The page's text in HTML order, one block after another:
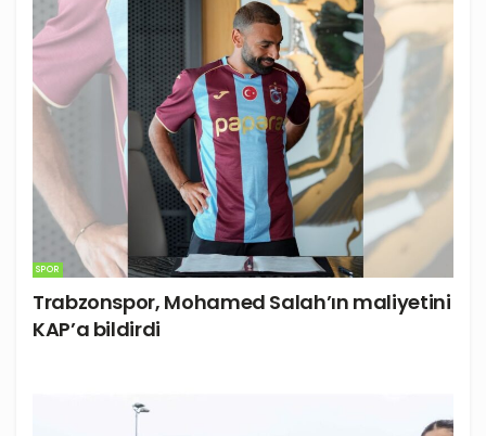
SPOR
Trabzonspor, Mohamed Salah’ın maliyetini
KAP’a bildirdi